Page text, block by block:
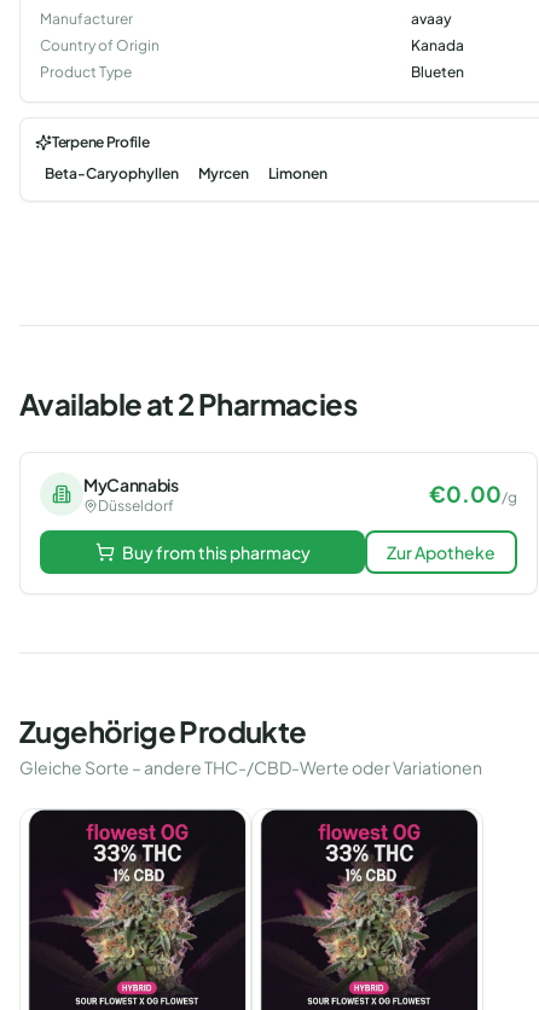
Manufacturer
avaay
Country of Origin
Kanada
Product Type
Blueten
Terpene Profile
Beta-Caryophyllen
Myrcen Limonen
Available at 2 Pharmacies
MyCannabis
Düsseldorf €0.00/g
Buy from this pharmacy Zur Apotheke
Zugehörige Produkte
Gleiche Sorte – andere THC-/CBD-Werte oder Variationen